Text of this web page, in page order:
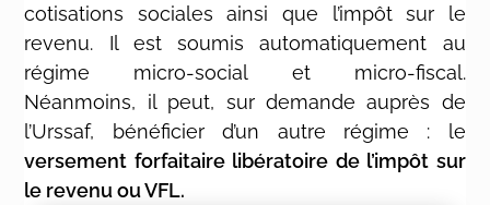
cotisations sociales ainsi que l’impôt sur le
revenu. Il est soumis automatiquement au
régime micro-social et micro-fiscal.
Néanmoins, il peut, sur demande auprès de
l’Urssaf, bénéficier d’un autre régime : le
versement forfaitaire libératoire de l’impôt sur
le revenu ou VFL.